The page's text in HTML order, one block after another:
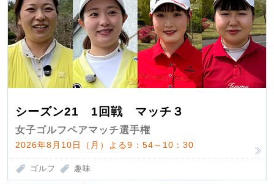
シーズン21 1回戦 マッチ３
女子ゴルフペアマッチ選手権
2026年8月10日（月）よる9：54～10：30
ゴルフ 趣味